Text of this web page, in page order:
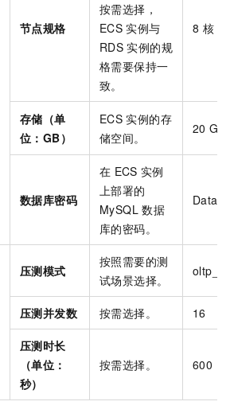
节点规格
按需选择，
ECS 实例与
RDS 实例的规
格需要保持一
致。
8 核
存储（单
位：GB）
ECS 实例的存
储空间。
20 GB
数据库密码
在 ECS 实例
上部署的
MySQL 数据
库的密码。
压测模式
按照需要的测
试场景选择。
压测并发数 按需选择。 16
压测时长
（单位：
秒）
按需选择。 600